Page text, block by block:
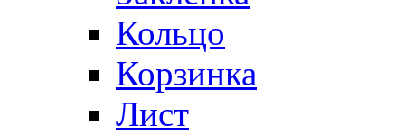
Кольцо
Корзинка
Лист